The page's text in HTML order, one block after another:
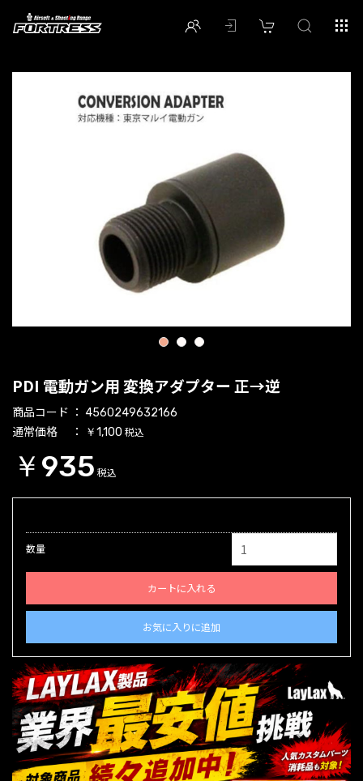
1 2 3
PDI 電動ガン用 変換アダプター 正→逆
商品コード 4560249632166
通常価格 ￥1,100 税込
￥935 税込
数量
カートに入れる
お気に入りに追加